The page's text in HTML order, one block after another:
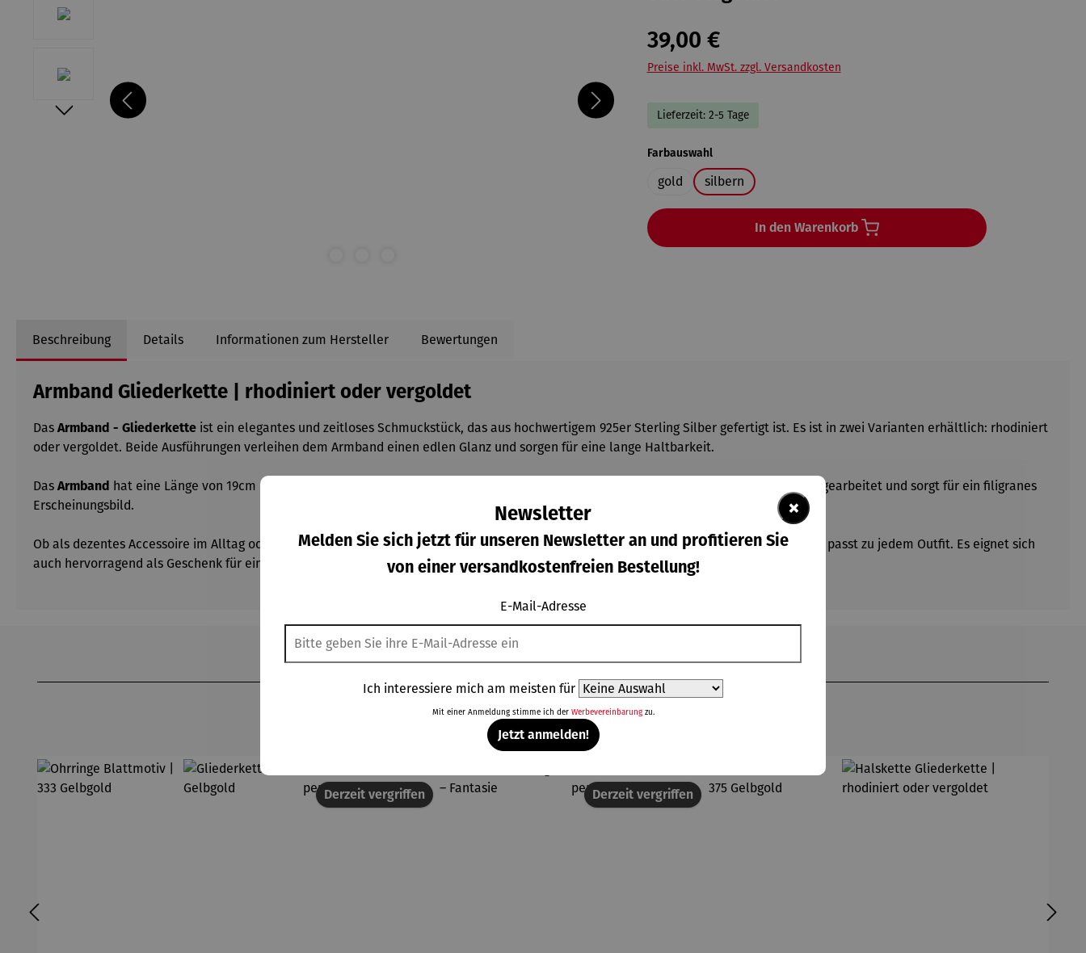
39,00 €
Preise inkl. MwSt. zzgl. Versandkosten
Lieferzeit: 2-5 Tage
Farbauswahlauswählen
gold silbern
In den Warenkorb
Beschreibung Details Informationen zum Hersteller Bewertungen
Armband Gliederkette | rhodiniert oder vergoldet
Das Armband - Gliederkette ist ein elegantes und zeitloses Schmuckstück, das aus hochwertigem 925er Sterling Silber gefertigt ist. Es ist in zwei Varianten erhältlich: rhodiniert
oder vergoldet. Beide Ausführungen verleihen dem Armband einen edlen Glanz und sorgen für eine lange Haltbarkeit.
Das Armband hat eine Länge von 19cm und ist somit perfekt für schmale bis mittelgroße Handgelenke geeignet. Die Gliederkette ist fein gearbeitet und sorgt für ein filigranes
Erscheinungsbild.
Ob als dezentes Accessoire im Alltag oder als Blickfang zu besonderen Anlässen, dasArmband - Gliederketteist vielseitig einsetzbar und passt zu jedem Outfit. Es eignet sich
auch hervorragend als Geschenk für einen geliebten Menschen oder als Ergänzung zu anderen Schmuckstücken.
Weitere Produkte
Derzeit vergriffen Derzeit vergriffen
×
Newsletter
Melden Sie sich jetzt für unseren Newsletter an und profitieren Sie
von einer versandkostenfreien Bestellung!
E-Mail-Adresse
Ich interessiere mich am meisten für
Mit einer Anmeldung stimme ich der Werbevereinbarungzu.
Jetzt anmelden!